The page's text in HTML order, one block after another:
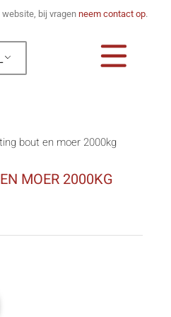
bij vragen neem contact op.
bout en moer 2000kg
MOER 2000KG